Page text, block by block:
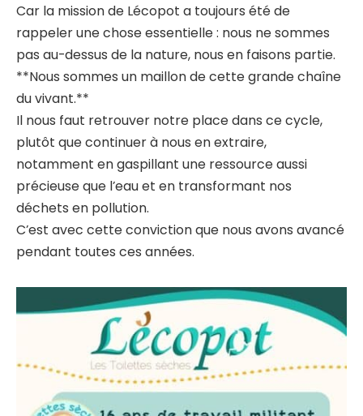
Car la mission de Lécopot a toujours été de
rappeler une chose essentielle : nous ne sommes
pas au-dessus de la nature, nous en faisons partie.
**Nous sommes un maillon de cette grande chaîne
du vivant.**
Il nous faut retrouver notre place dans ce cycle,
plutôt que continuer à nous en extraire,
notamment en gaspillant une ressource aussi
précieuse que l’eau et en transformant nos
déchets en pollution.
C’est avec cette conviction que nous avons avancé
pendant toutes ces années.